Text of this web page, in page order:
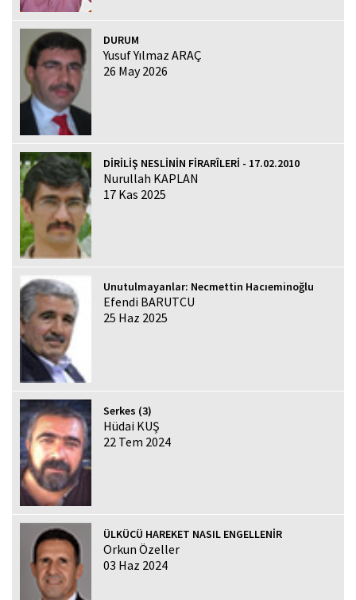
DURUM
Yusuf Yılmaz ARAÇ
26 May 2026
DİRİLİŞ NESLİNİN FİRARÎLERİ - 17.02.2010
Nurullah KAPLAN
17 Kas 2025
Unutulmayanlar: Necmettin Hacıeminoğlu
Efendi BARUTCU
25 Haz 2025
Serkes (3)
Hüdai KUŞ
22 Tem 2024
ÜLKÜCÜ HAREKET NASIL ENGELLENİR
Orkun Özeller
03 Haz 2024